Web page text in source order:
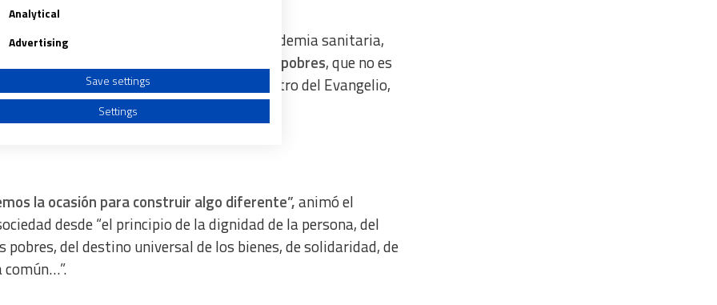
presentes que para contrarrestar a la pandemia sanitaria,
puede faltar: la opción preferencial por los pobres, que no es
sino que es la opción que está en el centro del Evangelio,
la ocasión para construir algo diferente”,animó el
desde “el principio de la dignidad de la persona, del
del destino universal de los bienes, de solidaridad, de
from different sources
Analytical
Advertising
Save settings
Settings